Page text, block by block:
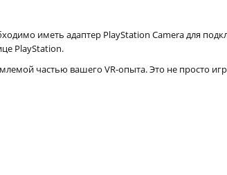
иметь адаптер PlayStation Camera для
PlayStation.
частью вашего VR-опыта. Это не просто